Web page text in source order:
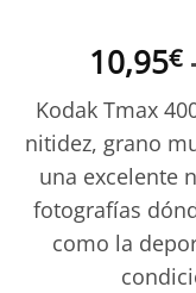
10,95€
Kodak Tmax
nitidez, grano
una excelente
fotografías
como la